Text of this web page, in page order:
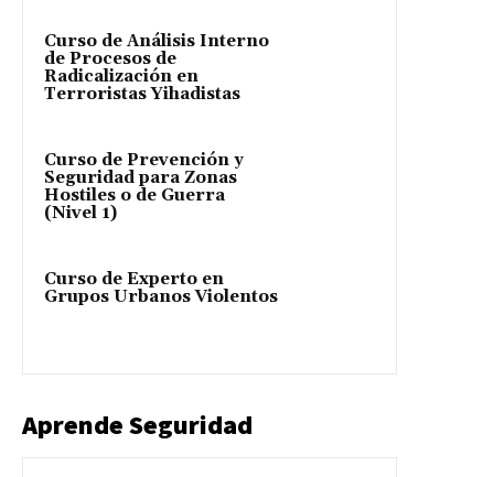
Curso de Análisis Interno
de Procesos de
Radicalización en
Terroristas Yihadistas
Curso de Prevención y
Seguridad para Zonas
Hostiles o de Guerra
(Nivel 1)
Curso de Experto en
Grupos Urbanos Violentos
Aprende Seguridad